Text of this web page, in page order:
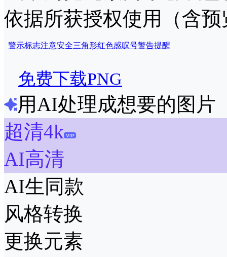
依据所获授权使用（含
警示标志注意安全三角形红色感叹号警告提醒
免费下载PNG
用AI处理成想要的图片
超清4k
AI高清
AI生同款
风格转换
更换元素